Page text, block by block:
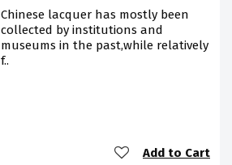
Chinese lacquer has mostly been
collected by institutions and
museums in the past,while relatively
f..
Add to Cart